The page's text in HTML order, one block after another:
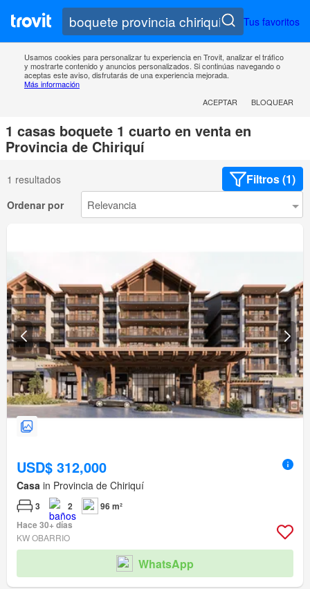
Tus favoritos
Usamos cookies para personalizar tu experiencia en Trovit, analizar el tráfico
y mostrarte contenido y anuncios personalizados. Si continúas navegando o
aceptas este aviso, disfrutarás de una experiencia mejorada.
Más información
ACEPTAR
BLOQUEAR
1 casas boquete 1 cuarto en venta en
Provincia de Chiriquí
1 resultados Filtros (1)
Ordenar por
USD$ 312,000
Casa in Provincia de Chiriquí
3 2
96 m²
Hace 30+ días
KW OBARRIO
WhatsApp